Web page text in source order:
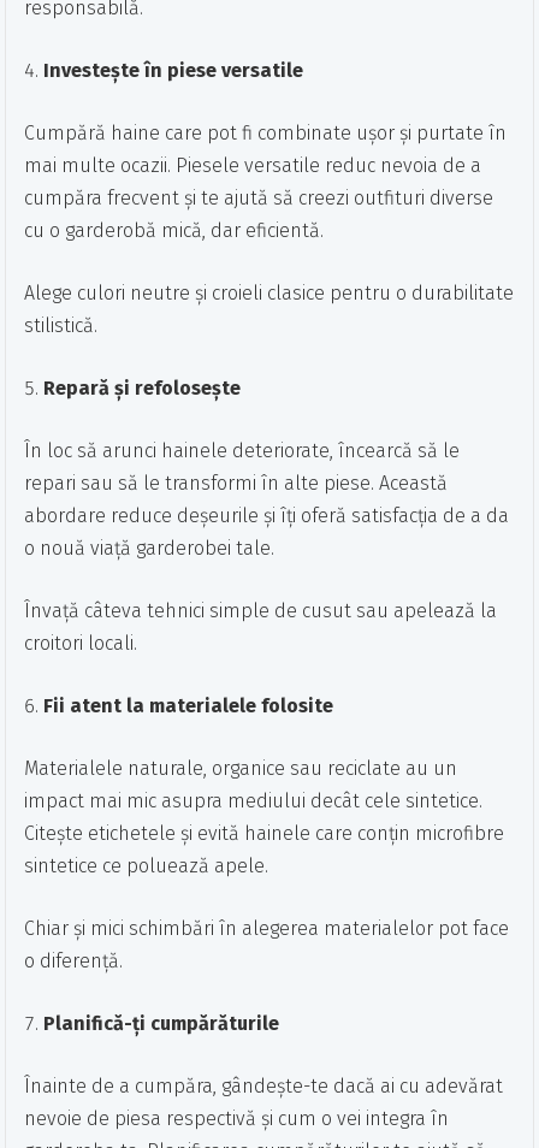
responsabilă.
Investește în piese versatile
Cumpără haine care pot fi combinate ușor și purtate în
mai multe ocazii. Piesele versatile reduc nevoia de a
cumpăra frecvent și te ajută să creezi outfituri diverse
cu o garderobă mică, dar eficientă.
Alege culori neutre și croieli clasice pentru o durabilitate
stilistică.
Repară și refolosește
În loc să arunci hainele deteriorate, încearcă să le
repari sau să le transformi în alte piese. Această
abordare reduce deșeurile și îți oferă satisfacția de a da
o nouă viață garderobei tale.
Învață câteva tehnici simple de cusut sau apelează la
croitori locali.
Fii atent la materialele folosite
Materialele naturale, organice sau reciclate au un
impact mai mic asupra mediului decât cele sintetice.
Citește etichetele și evită hainele care conțin microfibre
sintetice ce poluează apele.
Chiar și mici schimbări în alegerea materialelor pot face
o diferență.
Planifică-ți cumpărăturile
Înainte de a cumpăra, gândește-te dacă ai cu adevărat
nevoie de piesa respectivă și cum o vei integra în